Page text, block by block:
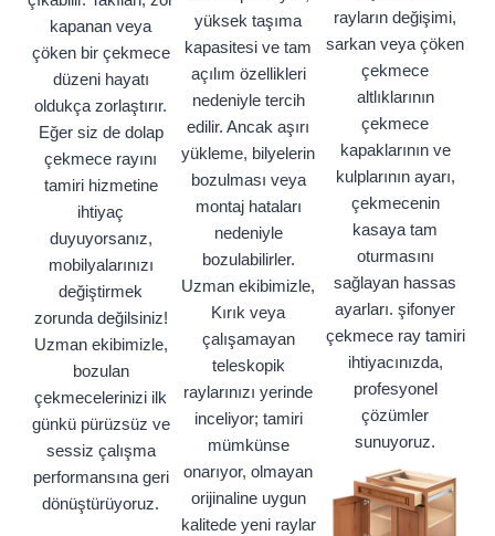
kapanan veya
çöken bir çekmece
düzeni hayatı
oldukça zorlaştırır.
Eğer siz de dolap
çekmece rayını
tamiri hizmetine
ihtiyaç
duyuyorsanız,
mobilyalarınızı
değiştirmek
zorunda değilsiniz!
Uzman ekibimizle,
bozulan
çekmecelerinizi ilk
günkü pürüzsüz ve
sessiz çalışma
performansına geri
dönüştürüyoruz.
yüksek taşıma
kapasitesi ve tam
açılım özellikleri
nedeniyle tercih
edilir. Ancak aşırı
yükleme, bilyelerin
bozulması veya
montaj hataları
nedeniyle
bozulabilirler.
Uzman ekibimizle,
Kırık veya
çalışamayan
teleskopik
raylarınızı yerinde
inceliyor; tamiri
mümkünse
onarıyor, olmayan
orijinaline uygun
kalitede yeni raylar
rayların değişimi,
sarkan veya çöken
çekmece
altlıklarının
çekmece
kapaklarının ve
kulplarının ayarı,
çekmecenin
kasaya tam
oturmasını
sağlayan hassas
ayarları. şifonyer
çekmece ray tamiri
ihtiyacınızda,
profesyonel
çözümler
sunuyoruz.